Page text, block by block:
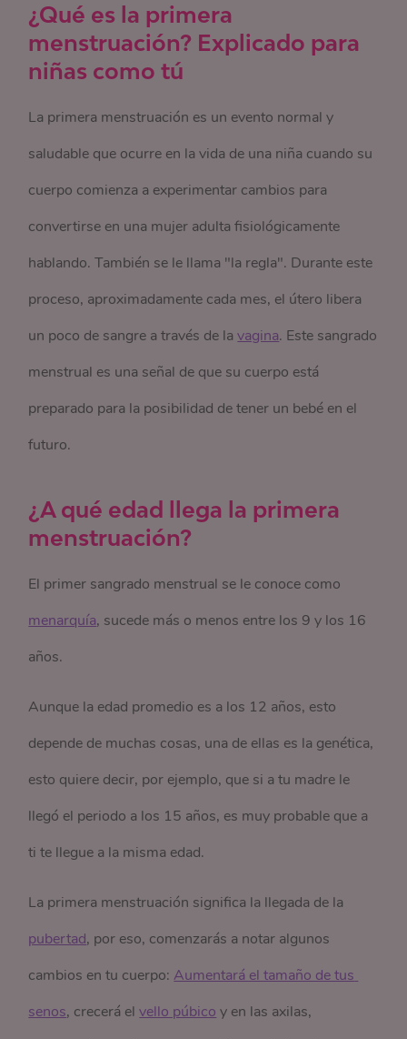
¿Qué es la primera
menstruación? Explicado para
niñas como tú
La primera menstruación es un evento normal y
saludable que ocurre en la vida de una niña cuando su
cuerpo comienza a experimentar cambios para
convertirse en una mujer adulta fisiológicamente
hablando. También se le llama "la regla". Durante este
proceso, aproximadamente cada mes, el útero libera
un poco de sangre a través de lavagina. Este sangrado
menstrual es una señal de que su cuerpo está
preparado para la posibilidad de tener un bebé en el
futuro.
¿A qué edad llega la primera
menstruación?
El primer sangrado menstrual se le conoce como
menarquía, sucede más o menos entre los 9 y los 16
años.
Aunque la edad promedio es a los 12 años, esto
depende de muchas cosas, una de ellas es la genética,
esto quiere decir, por ejemplo, que si a tu madre le
llegó el periodo a los 15 años, es muy probable que a
ti te llegue a la misma edad.
La primera menstruación significa la llegada de la
pubertad, por eso, comenzarás a notar algunos
cambios en tu cuerpo:Aumentará el tamaño de tus
senos, crecerá elvello púbico y en las axilas,